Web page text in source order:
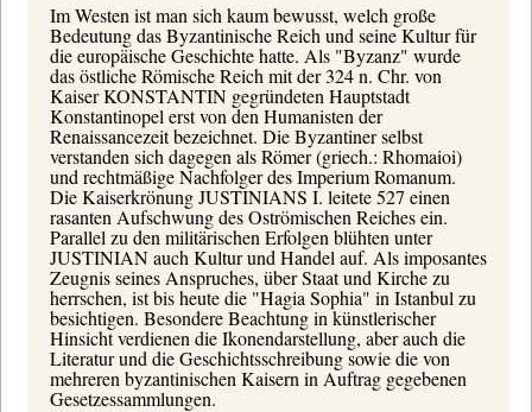
Im Westen ist man sich kaum bewusst, welch große
Bedeutung das Byzantinische Reich und seine Kultur für
die europäische Geschichte hatte. Als "Byzanz" wurde
das östliche Römische Reich mit der 324 n. Chr. von
Kaiser KONSTANTIN gegründeten Hauptstadt
Konstantinopel erst von den Humanisten der
Renaissancezeit bezeichnet. Die Byzantiner selbst
verstanden sich dagegen als Römer (griech.: Rhomaioi)
und rechtmäßige Nachfolger des Imperium Romanum.
Die Kaiserkrönung JUSTINIANS I. leitete 527 einen
rasanten Aufschwung des Oströmischen Reiches ein.
Parallel zu den militärischen Erfolgen blühten unter
JUSTINIAN auch Kultur und Handel auf. Als imposantes
Zeugnis seines Anspruches, über Staat und Kirche zu
herrschen, ist bis heute die "Hagia Sophia" in Istanbul zu
besichtigen. Besondere Beachtung in künstlerischer
Hinsicht verdienen die Ikonendarstellung, aber auch die
Literatur und die Geschichtsschreibung sowie die von
mehreren byzantinischen Kaisern in Auftrag gegebenen
Gesetzessammlungen.